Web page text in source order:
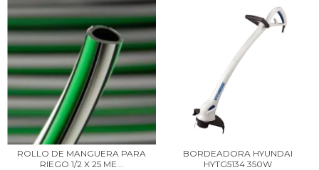
ROLLO DE MANGUERA PARA
RIEGO 1/2 X 25 ME...
BORDEADORA HYUNDAI
HYTG5134 350W